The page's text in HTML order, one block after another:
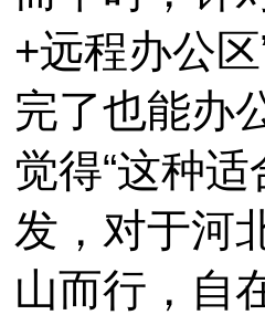
+远程办公
完了也能办
觉得“这种
发，对于河
山而行，自